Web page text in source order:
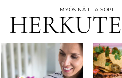
MYÖS NÄILLÄ SOPII